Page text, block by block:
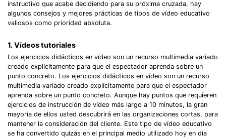
instructivo que acabe decidiendo para su próxima cruzada, hay
algunos consejos y mejores prácticas de tipos de vídeo educativo
valiosos como prioridad absoluta.
1. Vídeos tutoriales
Los ejercicios didácticos en vídeo son un recurso multimedia variado
creado explícitamente para que el espectador aprenda sobre un
punto concreto. Los ejercicios didácticos en vídeo son un recurso
multimedia variado creado explícitamente para que el espectador
aprenda sobre un punto concreto. Aunque hay puntos que requieren
ejercicios de instrucción de vídeo más largo a 10 minutos, la gran
mayoría de ellos usted descubrirá en las organizaciones cortas, para
mantener la consideración del cliente. Este tipo de vídeo educativo
se ha convertido quizás en el principal medio utilizado hoy en día